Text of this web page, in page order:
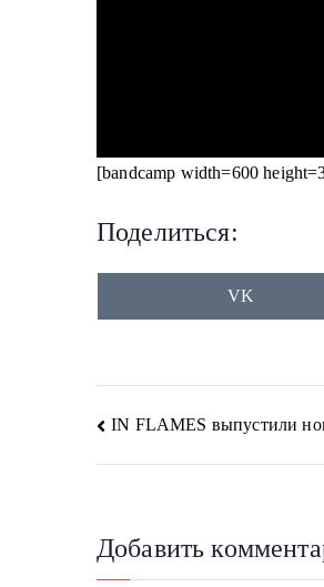
[bandcamp width=600
Поделиться:
Share
VK
Навигация
по
IN FLAMES выпустили
Добавить